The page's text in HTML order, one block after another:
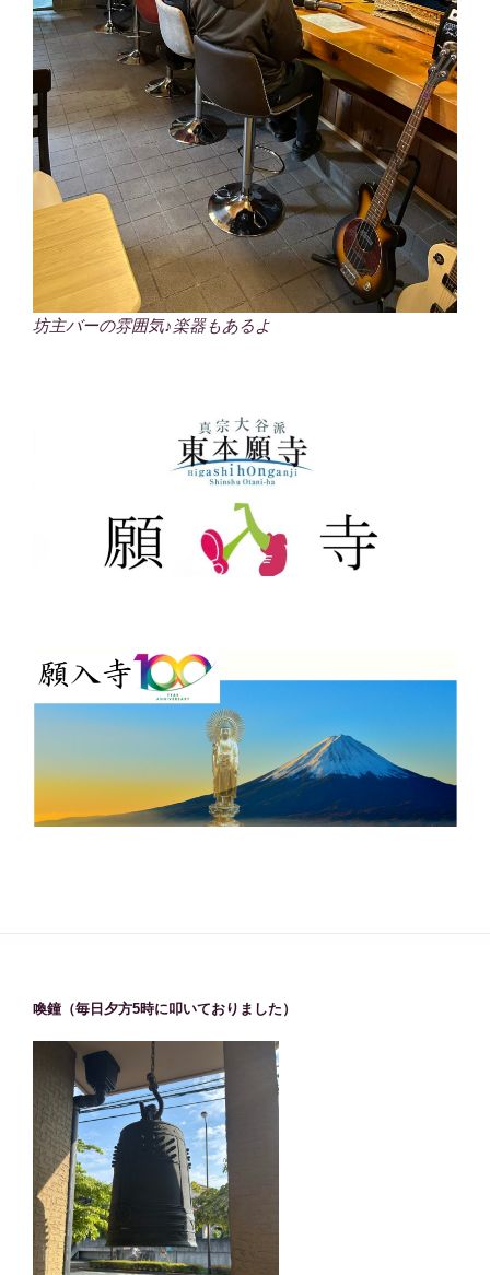
坊主バーの雰囲気♪楽器もあるよ
喚鐘（毎日夕方5時に叩いておりました）